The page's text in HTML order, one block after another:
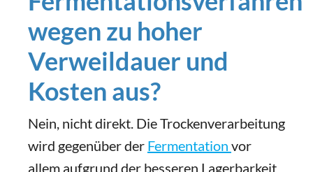
wegen zu hoher
Verweildauer und
Kosten aus?
Nein, nicht direkt. Die Trockenverarbeitung
wird gegenüber der Fermentation vor
allem aufgrund der besseren Lagerbarkeit